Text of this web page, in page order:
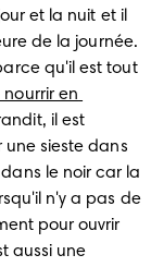
et la nuit et il
de la journée.
qu'il est tout
nourrir en
il est
sieste dans
le noir car la
n'y a pas de
pour ouvrir
aussi une